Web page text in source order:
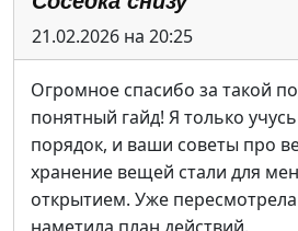
21.02.2026 на 20:25
Огромное спасибо за такой
понятный гайд! Я только
порядок, и ваши советы про
хранение вещей стали для
открытием. Уже